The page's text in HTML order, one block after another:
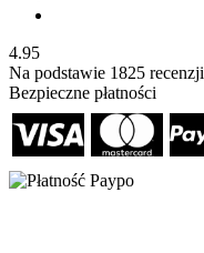
4.95
Na podstawie 1825 recenzji
Bezpieczne płatności